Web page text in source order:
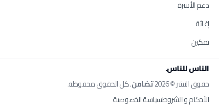
دعم الأسرة
إغاثة
تمكين
الناس للناس.
حقوق النشر © 2026 تضامن. كل الحقوق محفوظة.
الأحكام و الشروطسياسة الخصوصية